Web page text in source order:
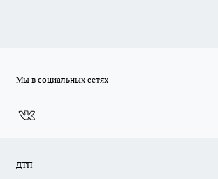
Мы в социальных сетях
ДТП